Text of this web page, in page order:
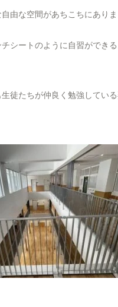
由な空間があちこちにありま
シートのように自習ができ
徒たちが仲良く勉強してい